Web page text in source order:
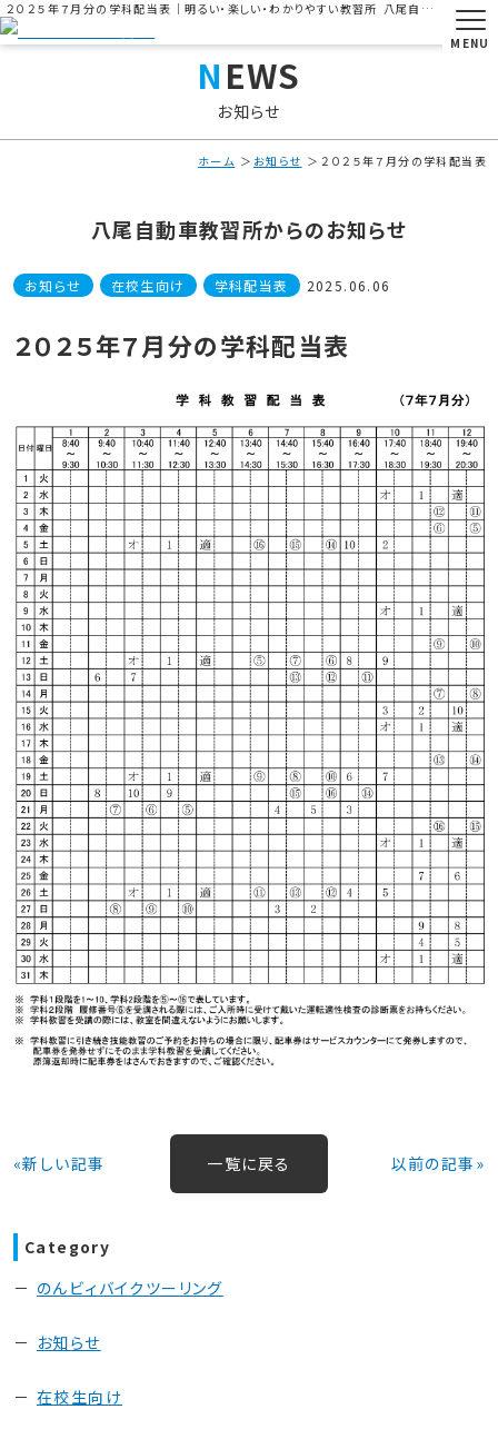
２０２５年７月分の学科配当表｜明るい・楽しい・わかりやすい教習所 八尾自動車教習所
MENU
NEWS
お知らせ
ホーム お知らせ ２０２５年７月分の学科配当表
八尾自動車教習所からのお知らせ
お知らせ 在校生向け 学科配当表 2025.06.06
２０２５年７月分の学科配当表
«新しい記事 一覧に戻る 以前の記事»
Category
のんビィバイクツーリング
お知らせ
在校生向け